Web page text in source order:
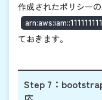
作成されたポリシー
ておきます。
Step 7：